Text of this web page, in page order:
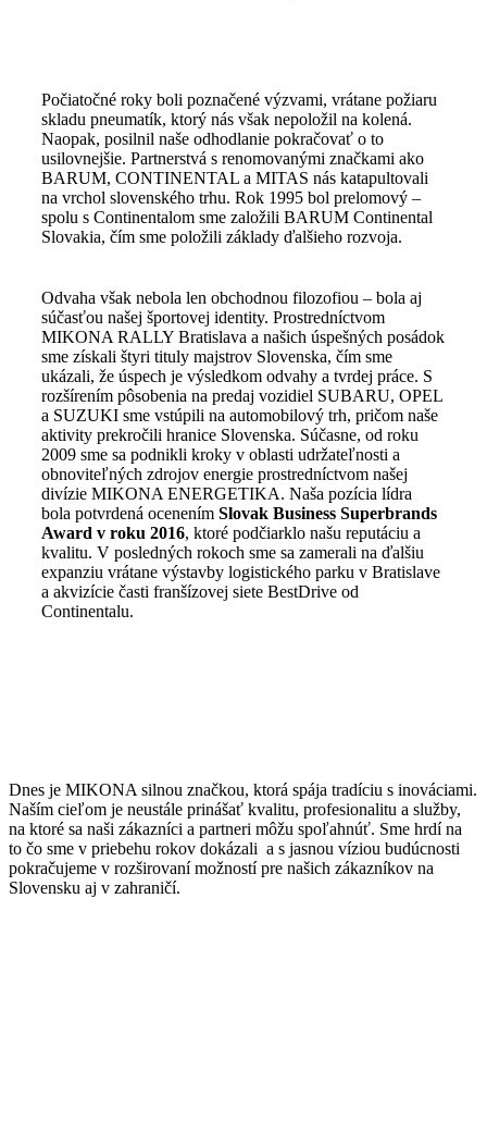
Počiatočné roky boli poznačené výzvami, vrátane požiaru
skladu pneumatík, ktorý nás však nepoložil na kolená.
Naopak, posilnil naše odhodlanie pokračovať o to
usilovnejšie. Partnerstvá s renomovanými značkami ako
BARUM, CONTINENTAL a MITAS nás katapultovali
na vrchol slovenského trhu. Rok 1995 bol prelomový –
spolu s Continentalom sme založili BARUM Continental
Slovakia, čím sme položili základy ďalšieho rozvoja.
Odvaha však nebola len obchodnou filozofiou – bola aj
súčasťou našej športovej identity. Prostredníctvom
MIKONA RALLY Bratislava a našich úspešných posádok
sme získali štyri tituly majstrov Slovenska, čím sme
ukázali, že úspech je výsledkom odvahy a tvrdej práce. S
rozšírením pôsobenia na predaj vozidiel SUBARU, OPEL
a SUZUKI sme vstúpili na automobilový trh, pričom naše
aktivity prekročili hranice Slovenska. Súčasne, od roku
2009 sme sa podnikli kroky v oblasti udržateľnosti a
obnoviteľných zdrojov energie prostredníctvom našej
divízie MIKONA ENERGETIKA. Naša pozícia lídra
bola potvrdená ocenenímSlovak Business Superbrands
Award v roku 2016, ktoré podčiarklo našu reputáciu a
kvalitu. V posledných rokoch sme sa zamerali na ďalšiu
expanziu vrátane výstavby logistického parku v Bratislave
a akvizície časti franšízovej siete BestDrive od
Continentalu.
Dnes je MIKONA silnou značkou, ktorá spája tradíciu s inováciami.
Naším cieľom je neustále prinášať kvalitu, profesionalitu a služby,
na ktoré sa naši zákazníci a partneri môžu spoľahnúť. Sme hrdí na
to čo sme v priebehu rokov dokázali a s jasnou víziou budúcnosti
pokračujeme v rozširovaní možností pre našich zákazníkov na
Slovensku aj v zahraničí.